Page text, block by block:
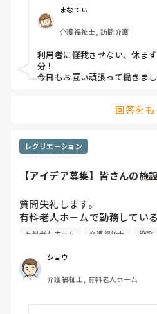
利用者からは「素直に話聞い
みやすい」
って言われます。
職員から見ての私は？って考
す…
まなてぃ
介護福祉士, 訪問介護
利用者に怪我させない、休ま
分！
今日もお互い頑張って働きま
回答を
レクリエーション
【アイデア募集】皆さんの施
質問失礼します。
有料老人ホームで勤務している
のくらいの頻度で行っている
質問いたしました。
うちの施設では現在、以下の
有料老人ホーム 介護福祉士 施設
ショウ
介護福祉士, 有料老人ホーム